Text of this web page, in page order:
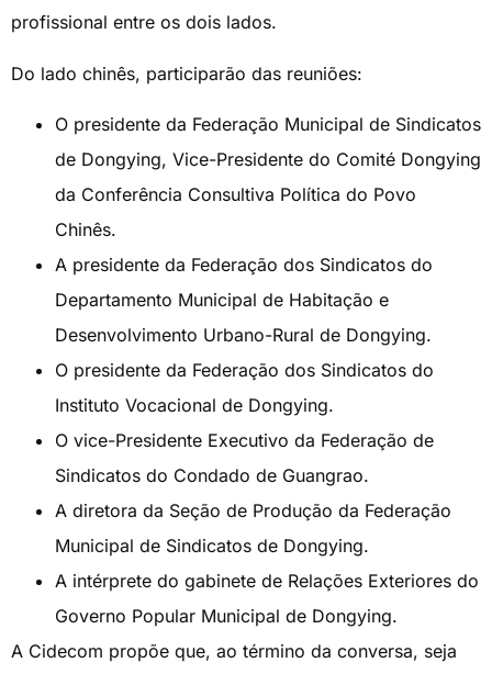
profissional entre os dois lados.
Do lado chinês, participarão das reuniões:
O presidente da Federação Municipal de Sindicatos
de Dongying, Vice-Presidente do Comité Dongying
da Conferência Consultiva Política do Povo
Chinês.
A presidente da Federação dos Sindicatos do
Departamento Municipal de Habitação e
Desenvolvimento Urbano-Rural de Dongying.
O presidente da Federação dos Sindicatos do
Instituto Vocacional de Dongying.
O vice-Presidente Executivo da Federação de
Sindicatos do Condado de Guangrao.
A diretora da Seção de Produção da Federação
Municipal de Sindicatos de Dongying.
A intérprete do gabinete de Relações Exteriores do
Governo Popular Municipal de Dongying.
A Cidecom propõe que, ao término da conversa, seja